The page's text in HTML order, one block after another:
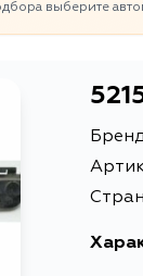
выберите